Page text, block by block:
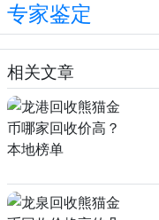
专家鉴定
相关文章